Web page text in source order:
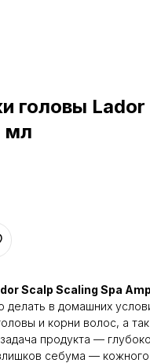
головы
мл
Scalp Scaling Spa
в домашних
и корни волос, а
продукта —
себума —